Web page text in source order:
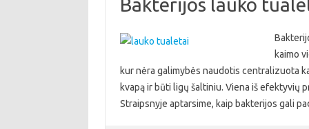
Bakterijos lauko
kaimo
kur nėra galimybės naudotis centralizuota
kvapą ir būti ligų šaltiniu. Viena iš efektyvių
Straipsnyje aptarsime, kaip bakterijos gali